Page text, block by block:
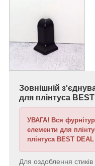
Зовнішній
для плінтуса
УВАГА! Вся
елементи для
плінтуса BEST
Для оздоблення стиків